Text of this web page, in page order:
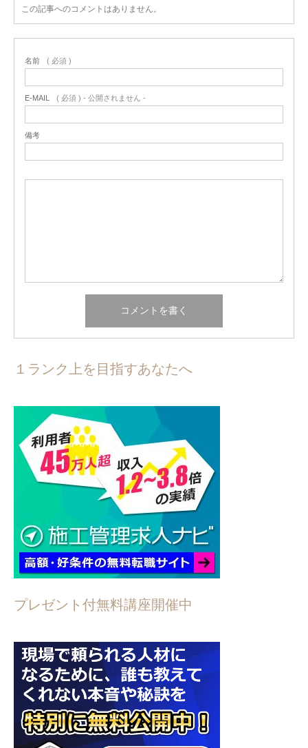
この記事へのコメントはありません。
名前 ( 必須 )
E-MAIL ( 必須 ) - 公開されません -
備考
１ランク上を目指すあなたへ
プレゼント付無料講座開催中